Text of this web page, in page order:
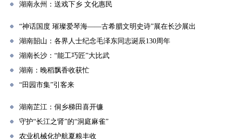
湖南永州：送戏下乡 文化惠民
“神话国度 璀璨爱琴海——古希腊文明史诗”展在长沙展出
湖南韶山：各界人士纪念毛泽东同志诞辰130周年
湖南长沙：“能工巧匠”大比武
湖南：晚稻飘香收获忙
“田园市集”引客来
湖南芷江：侗乡梯田喜开镰
守护“长江之肾”的“洞庭麻雀”
农业机械化护航夏粮丰收